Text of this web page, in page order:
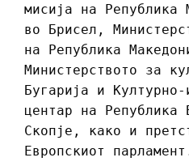
мисија на Република
во Брисел,
на Република
Министерството за
Бугарија и Културно-
центар на Република
Скопје, како и
Европскиот